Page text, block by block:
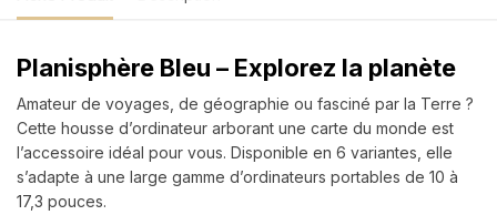
Planisphère Bleu – Explorez la planète
Amateur de voyages, de géographie ou fasciné par la Terre ?
Cette housse d’ordinateur arborant une carte du monde est
l’accessoire idéal pour vous. Disponible en 6 variantes, elle
s’adapte à une large gamme d’ordinateurs portables de 10 à
17,3 pouces.